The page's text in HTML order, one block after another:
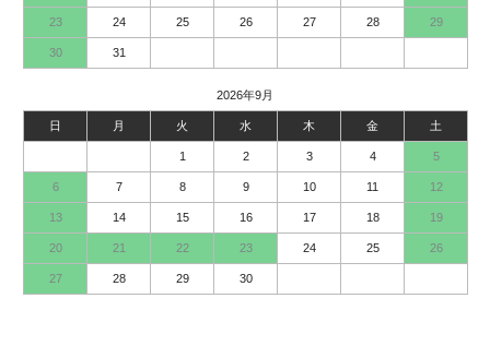
23 24 25 26 27 28 29
30 31
2026年9月
日 月 火 水 木 金 土
1 2 3 4 5
6 7 8 9 10 11 12
13 14 15 16 17 18 19
20 21 22 23 24 25 26
27 28 29 30